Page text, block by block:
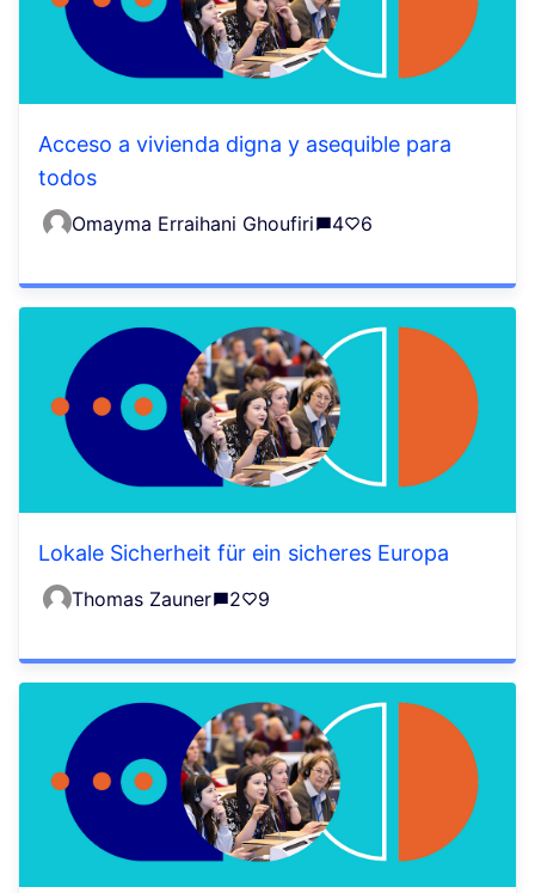
Acceso a vivienda digna y asequible para
todos
Omayma Erraihani Ghoufiri 4 6
Lokale Sicherheit für ein sicheres Europa
Thomas Zauner 2 9